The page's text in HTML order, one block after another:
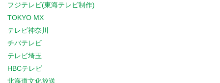
フジテレビ(東海テレビ制作)
TOKYO MX
テレビ神奈川
チバテレビ
テレビ埼玉
HBCテレビ
北海道文化放送